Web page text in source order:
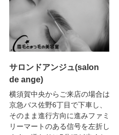
サロンドアンジュ(salon
de ange)
横須賀中央からご来店の場合は
京急バス佐野6丁目で下車し、
そのまま進行方向に進みファミ
リーマートのある信号を左折し